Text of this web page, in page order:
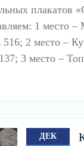
плакатов
1 место –
2 место –
3 место –
ДЕК